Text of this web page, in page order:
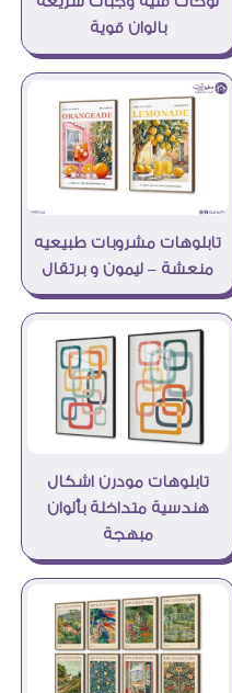
بالوان قوية
تابلوهات مشروبات طبيعيه
منعشة – ليمون و برتقال
تابلوهات مودرن اشكال
هندسية متداخلة بألوان
مبهجة